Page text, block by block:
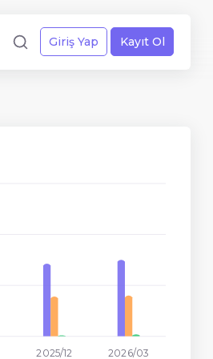
Giriş Yap Kayıt Ol
2025/12 2026/03